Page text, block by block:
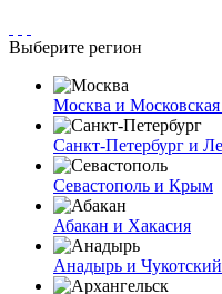
Выберите регион
Москва и Московская
Санкт-Петербург и
Севастополь и Крым
Абакан и Хакасия
Анадырь и